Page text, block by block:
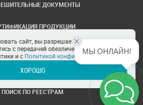
ДОКУМЕНТЫ
ПРОДУКЦИИ
ЗАДАТЬ ВОПРОС
ЦЕНТРЫ СЕРТИФИКАЦИИ
ПОИСК ПО РЕЕСТРАМ
сайт, вы разрешаете использование
с передачей обезличенных данных в
и сПолитикой конфиденциальности
ХОРОШО
МЫ ОНЛАЙН!